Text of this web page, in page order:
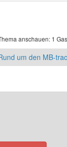
anschauen: 1
um den MB-trac